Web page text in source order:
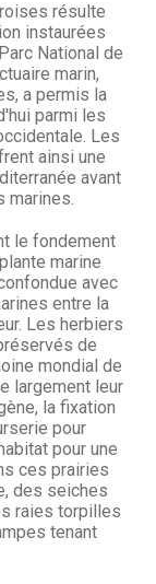
résulte
instaurées
National de
marin,
a permis la
parmi les
Les
ainsi une
avant
marines.
le fondement
marine
avec
entre la
Les herbiers
de
mondial de
largement leur
la fixation
pour
pour une
ces prairies
des seiches
raies torpilles
tenant